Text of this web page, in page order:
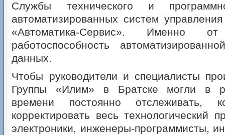
Службы технического и
автоматизированных систем
«Автоматика-Cервис». Именно
работоспособность
данных.
Чтобы руководители и специалисты
Группы «Илим» в Братске могли в
времени постоянно отслеживать,
корректировать весь технологический
электроники, инженеры-программисты,